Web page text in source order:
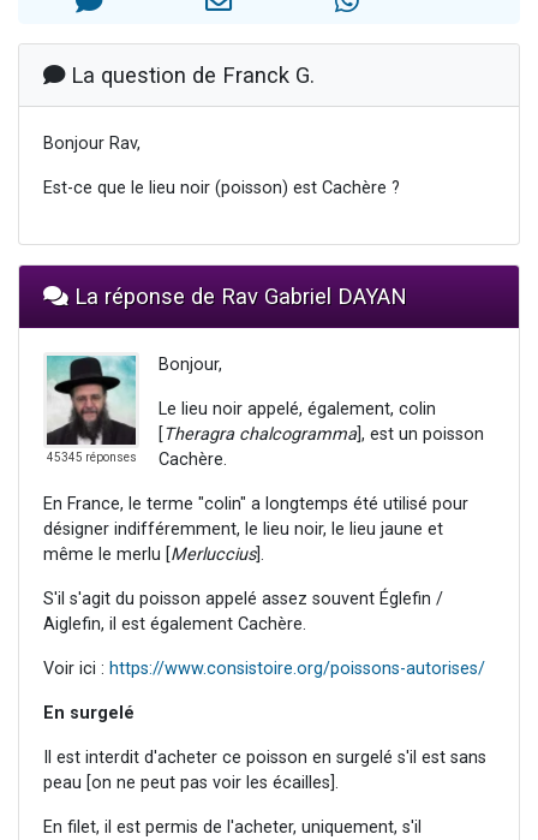
La question de Franck G.
Bonjour Rav,
Est-ce que le lieu noir (poisson) est Cachère ?
La réponse de Rav Gabriel DAYAN
45345 réponses
Bonjour,
Le lieu noir appelé, également, colin
Theragra chalcogramma], est un poisson
Cachère.
En France, le terme "colin" a longtemps été utilisé pour
désigner indifféremment, le lieu noir, le lieu jaune et
même le merlu [ Merluccius].
S'il s'agit du poisson appelé assez souvent Églefin /
Aiglefin, il est également Cachère.
Voir ici : https://www.consistoire.org/poissons-autorises/
En surgelé
Il est interdit d'acheter ce poisson en surgelé s'il est sans
peau [on ne peut pas voir les écailles].
En filet, il est permis de l'acheter, uniquement, s'il